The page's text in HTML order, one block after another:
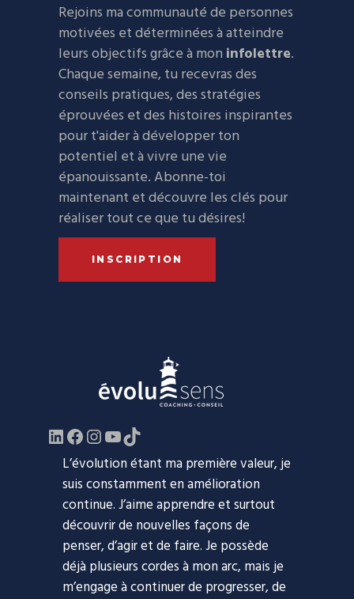
Rejoins ma communauté de personnes
motivées et déterminées à atteindre
leurs objectifs grâce à mon infolettre.
Chaque semaine, tu recevras des
conseils pratiques, des stratégies
éprouvées et des histoires inspirantes
pour t'aider à développer ton
potentiel et à vivre une vie
épanouissante. Abonne-toi
maintenant et découvre les clés pour
réaliser tout ce que tu désires!
INSCRIPTION
LinkedIn
Facebook
https://www.instagram.com/
YouTube
TikTok
L’évolution étant ma première valeur, je
suis constamment en amélioration
continue. J’aime apprendre et surtout
découvrir de nouvelles façons de
penser, d’agir et de faire. Je possède
déjà plusieurs cordes à mon arc, mais je
m’engage à continuer de progresser, de